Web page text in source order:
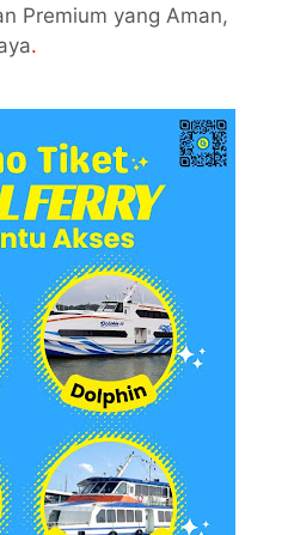
Premium yang Aman,
.